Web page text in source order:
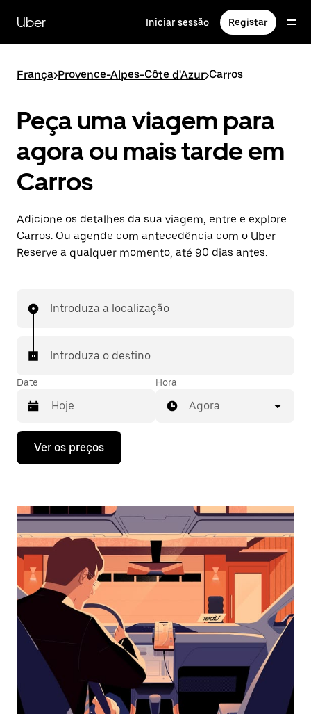
para
conteúdo
Uber Iniciar sessão Registar
França>Provence-Alpes-Côte d'Azur>Carros
Peça uma viagem para
agora ou mais tarde em
Carros
Adicione os detalhes da sua viagem, entre e explore
Carros. Ou agende com antecedência com o Uber
Reserve a qualquer momento, até 90 dias antes.
Introduza a localização
Introduza o destino
Date
Prima
tecla
interagir
o
calendário
selecionar
uma
data.
Prima
o
botão
o
calendário.
Hora
Agora
Ver os preços